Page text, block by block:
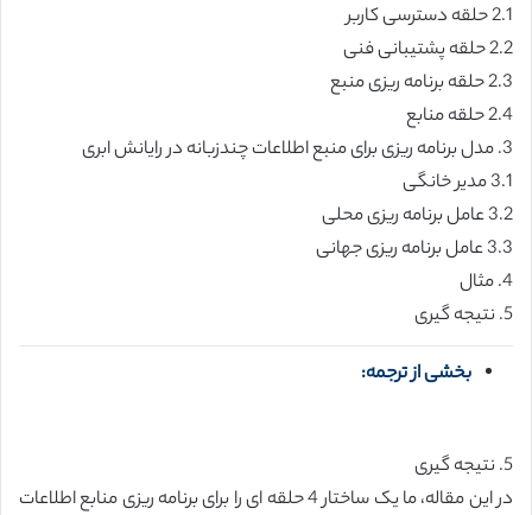
2.1 حلقه دسترسی کاربر
2.2 حلقه پشتیبانی فنی
2.3 حلقه برنامه ریزی منبع
2.4 حلقه منابع
3. مدل برنامه ریزی برای منبع اطلاعات چندزبانه در رایانش ابری
3.1 مدیر خانگی
3.2 عامل برنامه ریزی محلی
3.3 عامل برنامه ریزی جهانی
4. مثال
5. نتیجه گیری
بخشی از ترجمه:
5. نتیجه گیری
در این مقاله، ما یک ساختار 4 حلقه ای را برای برنامه ریزی منابع اطلاعات